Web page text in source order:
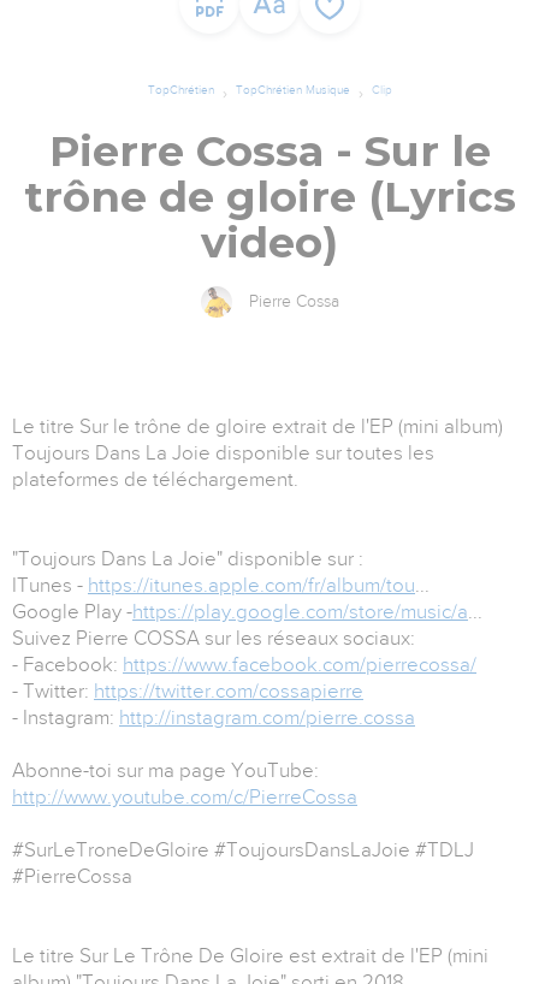
TopChrétien TopChrétien Musique Clip
Pierre Cossa - Sur le
trône de gloire (Lyrics
video)
Pierre Cossa
Le titre Sur le trône de gloire extrait de l'EP (mini album)
Toujours Dans La Joie disponible sur toutes les
plateformes de téléchargement.
"Toujours Dans La Joie" disponible sur :
ITunes - https://itunes.apple.com/fr/album/tou...
Google Play -https://play.google.com/store/music/a...
Suivez Pierre COSSA sur les réseaux sociaux:
- Facebook: https://www.facebook.com/pierrecossa/
- Twitter: https://twitter.com/cossapierre
- Instagram: http://instagram.com/pierre.cossa
Abonne-toi sur ma page YouTube:
http://www.youtube.com/c/PierreCossa
#SurLeTroneDeGloire #ToujoursDansLaJoie #TDLJ
#PierreCossa
Le titre Sur Le Trône De Gloire est extrait de l'EP (mini